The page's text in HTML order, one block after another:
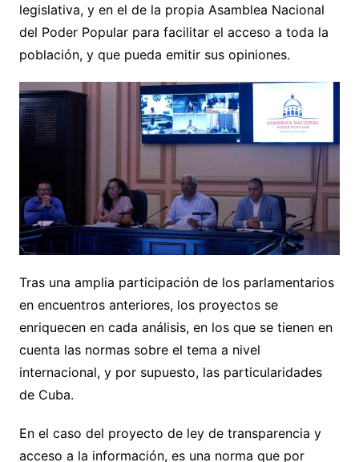
legislativa, y en el de la propia Asamblea Nacional
del Poder Popular para facilitar el acceso a toda la
población, y que pueda emitir sus opiniones.
Tras una amplia participación de los parlamentarios
en encuentros anteriores, los proyectos se
enriquecen en cada análisis, en los que se tienen en
cuenta las normas sobre el tema a nivel
internacional, y por supuesto, las particularidades
de Cuba.
En el caso del proyecto de ley de transparencia y
acceso a la información, es una norma que por